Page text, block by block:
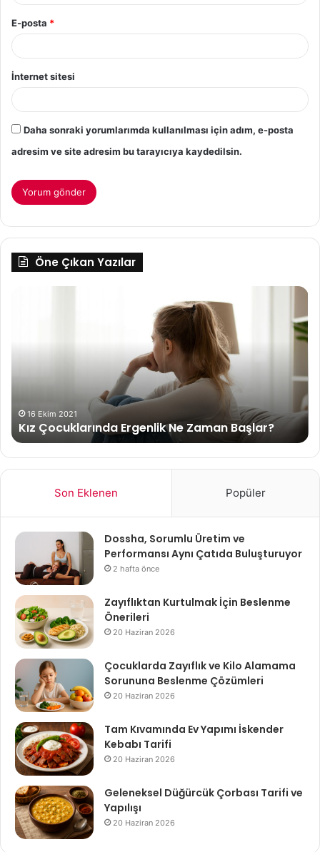
E-posta *
İnternet sitesi
Daha sonraki yorumlarımda kullanılması için adım, e-posta
adresim ve site adresim bu tarayıcıya kaydedilsin.
Öne Çıkan Yazılar
16 Ekim 2021
Kız Çocuklarında Ergenlik Ne Zaman Başlar?
Son Eklenen Popüler
Dossha, Sorumlu Üretim ve
Performansı Aynı Çatıda Buluşturuyor
2 hafta önce
Zayıflıktan Kurtulmak İçin Beslenme
Önerileri
20 Haziran 2026
Çocuklarda Zayıflık ve Kilo Alamama
Sorununa Beslenme Çözümleri
20 Haziran 2026
Tam Kıvamında Ev Yapımı İskender
Kebabı Tarifi
20 Haziran 2026
Geleneksel Düğürcük Çorbası Tarifi ve
Yapılışı
20 Haziran 2026